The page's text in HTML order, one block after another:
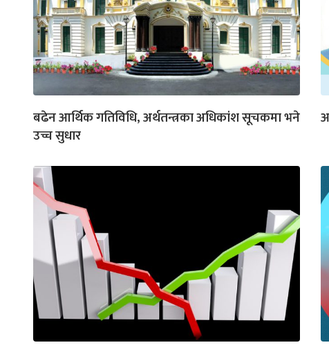
बढेन आर्थिक गतिविधि, अर्थतन्त्रका अधिकांश सूचकमा भने
उच्च सुधार